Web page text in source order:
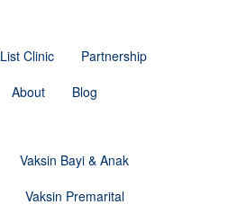
List Clinic
Partnership
About Blog
Vaksin Bayi & Anak
Vaksin Premarital